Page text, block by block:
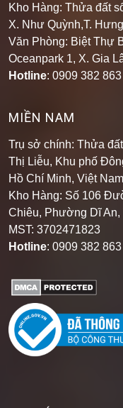
Kho Hàng: Thửa đất
X. Như Quỳnh,T.
Văn Phòng: Biệt Thự
Oceanpark 1, X. Gia
Hotline: 0909 382 863
MIỀN NAM
Trụ sở chính: Thửa
Thị Liễu, Khu phố
Hồ Chí Minh, Việt
Kho Hàng: Số 106
Chiêu, Phường Dĩ
MST: 3702471823
Hotline: 0909 382 863